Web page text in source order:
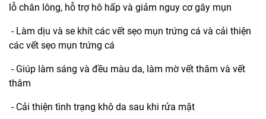
lỗ chân lông, hỗ trợ hô hấp và giảm nguy cơ gây mụn
- Làm dịu và se khít các vết sẹo mụn trứng cá và cải thiện
các vết sẹo mụn trứng cá
- Giúp làm sáng và đều màu da, làm mờ vết thâm và vết
thâm
- Cải thiện tình trạng khô da sau khi rửa mặt